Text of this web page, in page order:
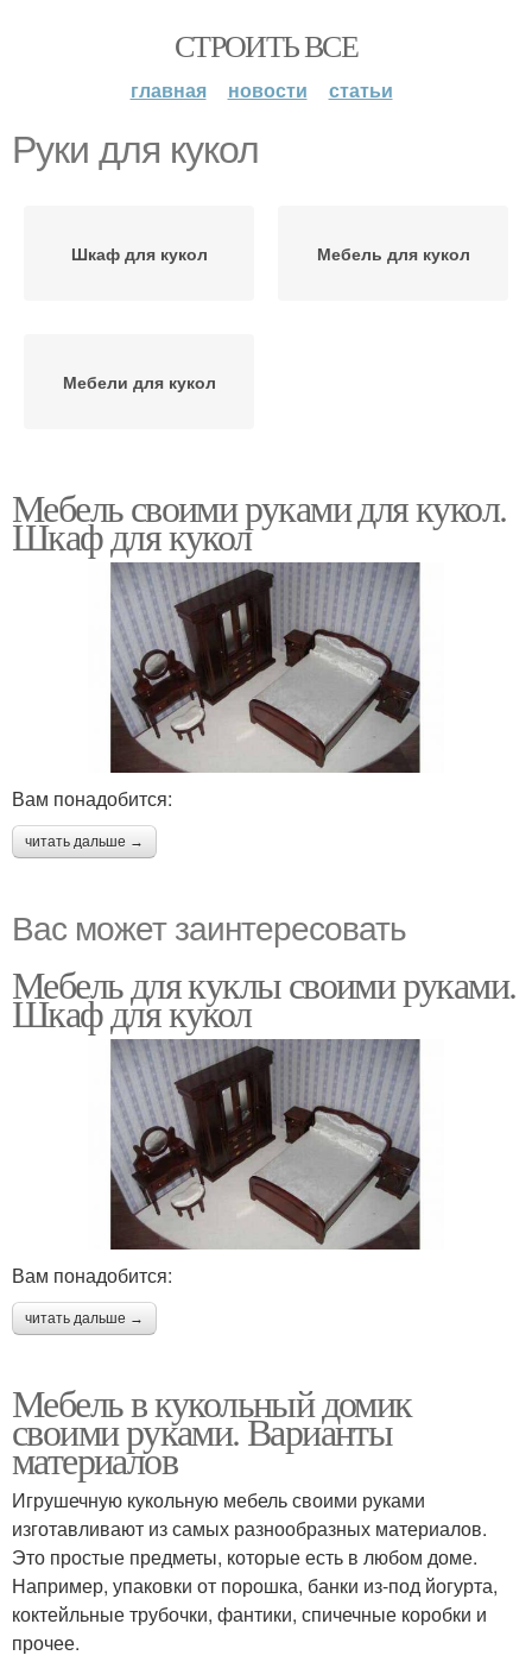
СТРОИТЬ ВСЕ
главная новости статьи
Руки для кукол
Шкаф для кукол Мебель для кукол
Мебели для кукол
Мебель своими руками для кукол.
Шкаф для кукол
Вам понадобится:
читать дальше →
Вас может заинтересовать
Мебель для куклы своими руками.
Шкаф для кукол
Вам понадобится:
читать дальше →
Мебель в кукольный домик
своими руками. Варианты
материалов
Игрушечную кукольную мебель своими руками
изготавливают из самых разнообразных материалов.
Это простые предметы, которые есть в любом доме.
Например, упаковки от порошка, банки из-под йогурта,
коктейльные трубочки, фантики, спичечные коробки и
прочее.